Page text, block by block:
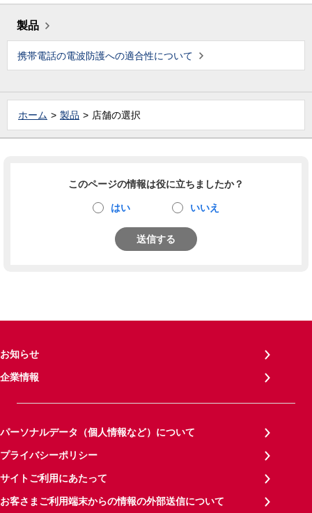
製品
携帯電話の電波防護への適合性について
ホーム 製品 店舗の選択
このページの情報は役に立ちましたか？
はい いいえ
送信する
お知らせ
企業情報
パーソナルデータ（個人情報など）について
プライバシーポリシー
サイトご利用にあたって
お客さまご利用端末からの情報の外部送信について